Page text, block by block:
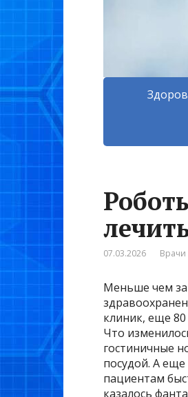
07.03.2026 Врачи
Меньше чем за
клиник, еще
Что
гостиничные
посудой. А
пациентам
казалось